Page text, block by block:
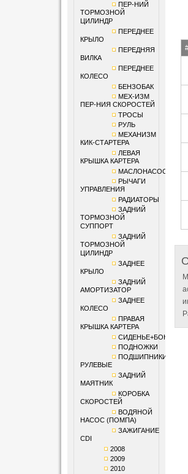
ПЕР-НИЙ
ТОРМОЗНОЙ
ЦИЛИНДР
ПЕРЕДНЕЕ
КРЫЛО
ПЕРЕДНЯЯ
ВИЛКА
ПЕРЕДНЕЕ
КОЛЕСО
БЕНЗОБАК
МЕХ-ИЗМ
ПЕР-НИЯ СКОРОСТЕЙ
ТРОСЫ
РУЛЬ
МЕХАНИЗМ
КИК-СТАРТЕРА
ЛЕВАЯ
КРЫШКА КАРТЕРА
МАСЛОНАСОС
РЫЧАГИ
УПРАВЛЕНИЯ
РАДИАТОРЫ
ЗАДНИЙ
ТОРМОЗНОЙ
СУППОРТ
ЗАДНИЙ
ТОРМОЗНОЙ
ЦИЛИНДР
ЗАДНЕЕ
КРЫЛО
ЗАДНИЙ
АМОРТИЗАТОР
ЗАДНЕЕ
КОЛЕСО
ПРАВАЯ
КРЫШКА КАРТЕРА
ПОДНОЖКИ
ПОДШИПНИКИ
РУЛЕВЫЕ
ЗАДНИЙ
МАЯТНИК
КОРОБКА
СКОРОСТЕЙ
ВОДЯНОЙ
НАСОС (ПОМПА)
ЗАЖИГАНИЕ
CDI
2008
2009
2010